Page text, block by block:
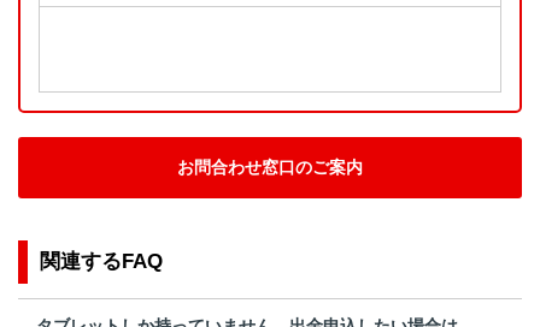
お問合わせ窓口のご案内
関連するFAQ